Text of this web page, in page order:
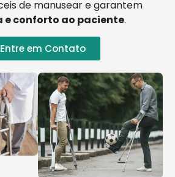
de manusear e garantem
e conforto ao paciente.
Entre em Contato